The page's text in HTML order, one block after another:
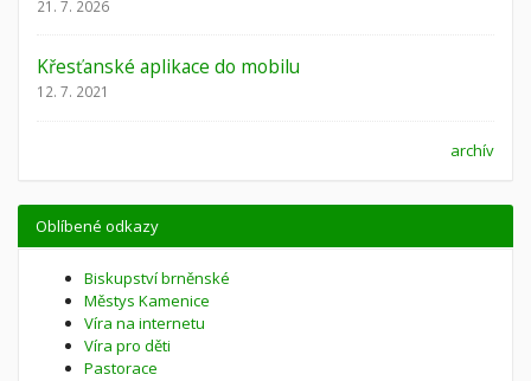
21. 7. 2026
Křesťanské aplikace do mobilu
12. 7. 2021
archív
Oblíbené odkazy
Biskupství brněnské
Městys Kamenice
Víra na internetu
Víra pro děti
Pastorace